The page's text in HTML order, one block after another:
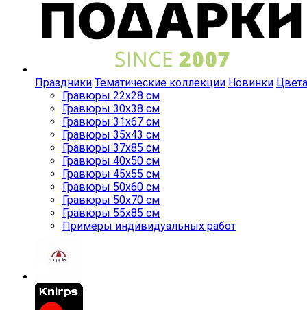
Праздники Тематические коллекции Новинки Цвета
Гравюры 22x28 см
Гравюры 30x38 см
Гравюры 31x67 см
Гравюры 35x43 см
Гравюры 37x85 см
Гравюры 40x50 см
Гравюры 45x55 см
Гравюры 50x60 см
Гравюры 50x70 см
Гравюры 55x85 см
Примеры индивидуальных работ